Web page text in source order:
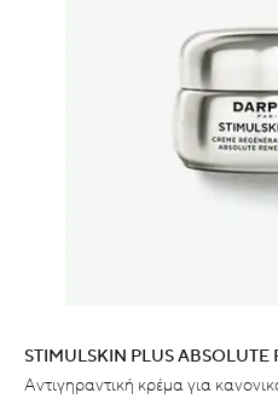
STIMULSKIN PLUS ABSOLUTE
Αντιγηραντική κρέμα για